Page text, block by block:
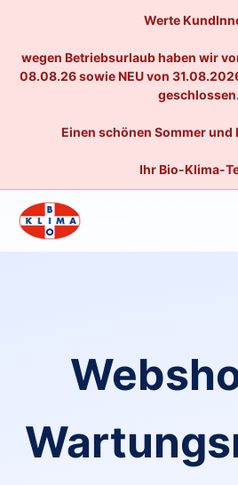
Werte
wegen Betriebsurlaub haben wir
08.08.26 sowie NEU von
geschlossen.
Einen schönen Sommer und
Ihr Bio-Klima-